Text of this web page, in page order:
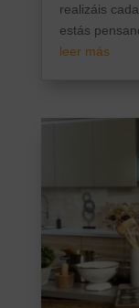
realizáis
estás
leer más